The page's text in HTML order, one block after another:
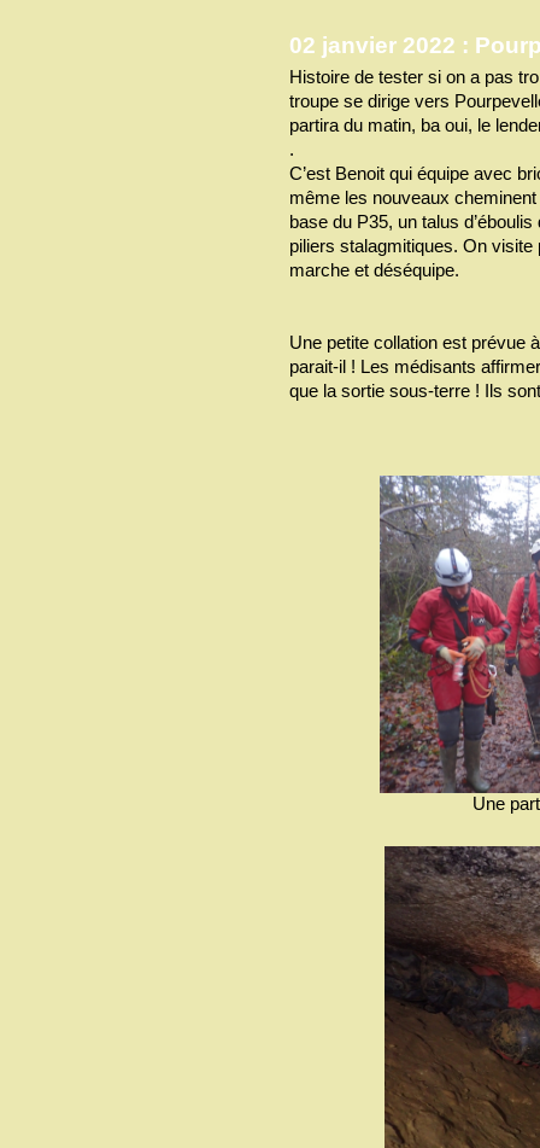
02 janvier 2022 :
Histoire de tester si on a pas
troupe se dirige vers
partira du matin, ba oui, le
.
C’est Benoit qui équipe avec
même les nouveaux
base du P35, un talus
piliers stalagmitiques. On visite
marche et déséquipe.
Une petite collation est prévue
parait-il ! Les médisants
que la sortie sous-terre ! Ils
Une